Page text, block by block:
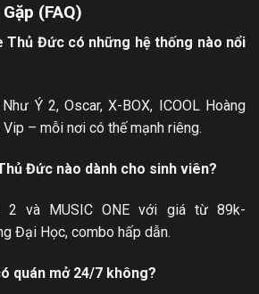
(FAQ)
Thủ Đức có những hệ thống nào nổi
Ý 2, Oscar, X-BOX, ICOOL Hoàng
– mỗi nơi có thế mạnh riêng.
Đức nào dành cho sinh viên?
2 và MUSIC ONE với giá từ 89k-
Đại Học, combo hấp dẫn.
quán mở 24/7 không?